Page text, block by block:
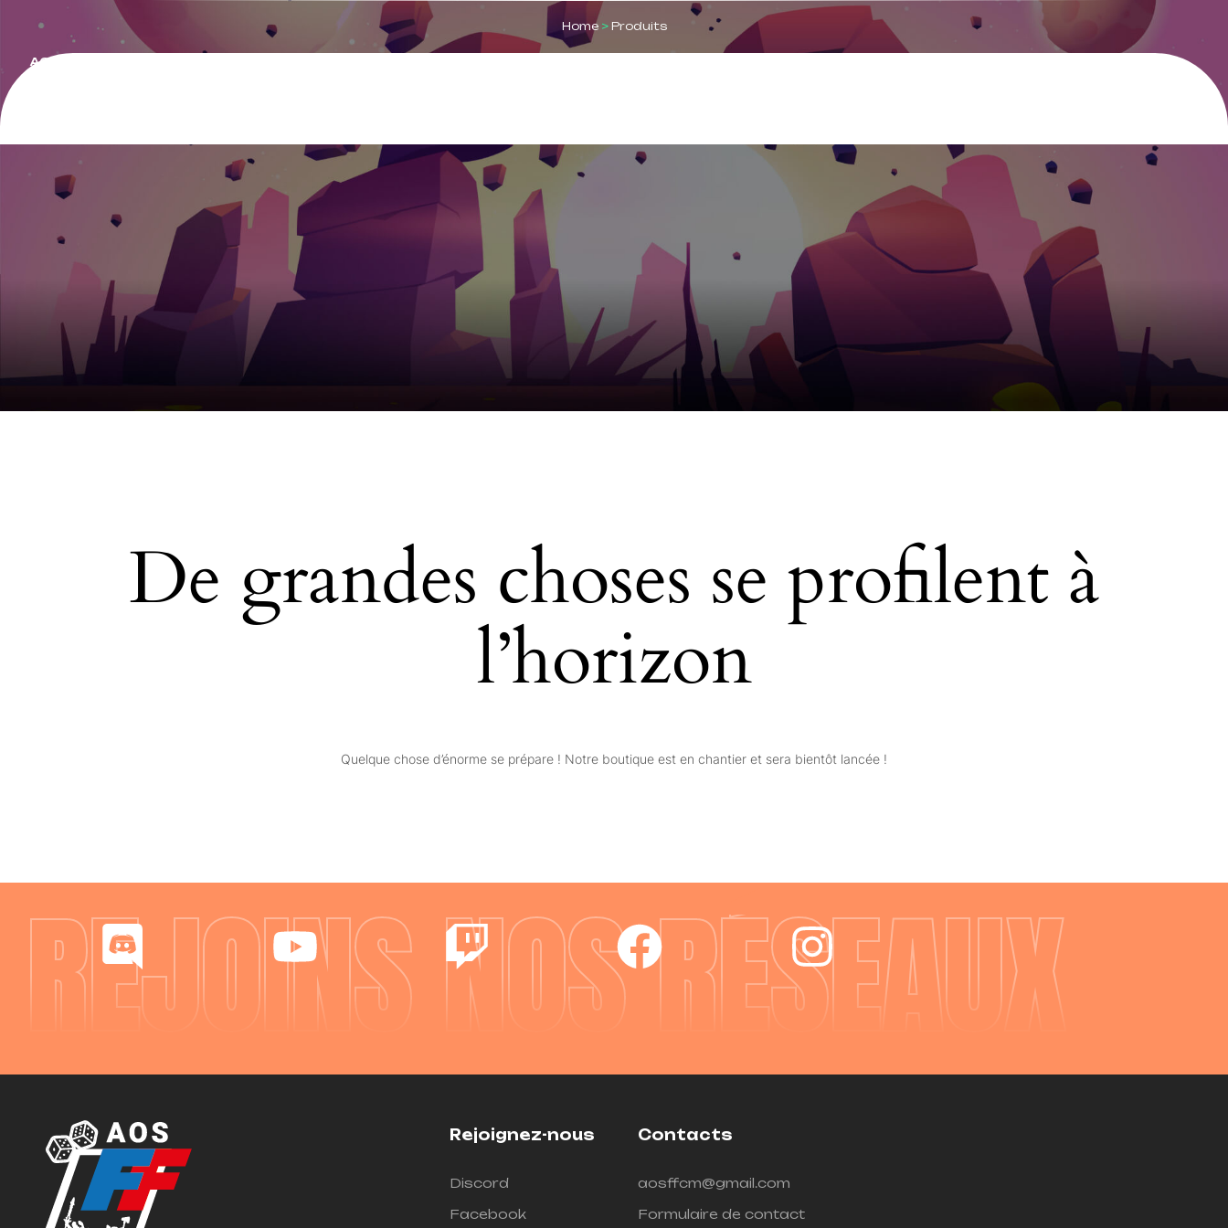
AOSFF
Home> Produits
De grandes choses se profilent à
l’horizon
Quelque chose d’énorme se prépare ! Notre boutique est en chantier et sera bientôt lancée !
REJOINS NOS RÉSEAUX
Rejoignez-nous
Discord
Facebook
Contacts
aosffcm@gmail.com
Formulaire de contact